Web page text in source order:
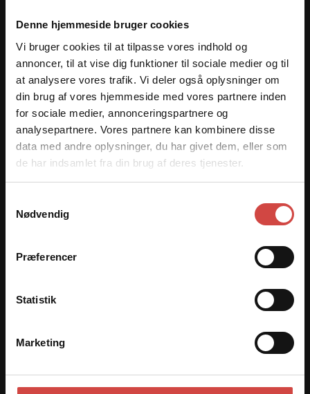
Denne hjemmeside bruger cookies
Vi bruger cookies til at tilpasse vores indhold og
annoncer, til at vise dig funktioner til sociale medier og til
at analysere vores trafik. Vi deler også oplysninger om
din brug af vores hjemmeside med vores partnere inden
for sociale medier, annonceringspartnere og
analysepartnere. Vores partnere kan kombinere disse
data med andre oplysninger, du har givet dem, eller som
de har indsamlet fra din brug af deres tjenester.
Nødvendig
Præferencer
Statistik
Marketing
info@daniaregnskab.dk